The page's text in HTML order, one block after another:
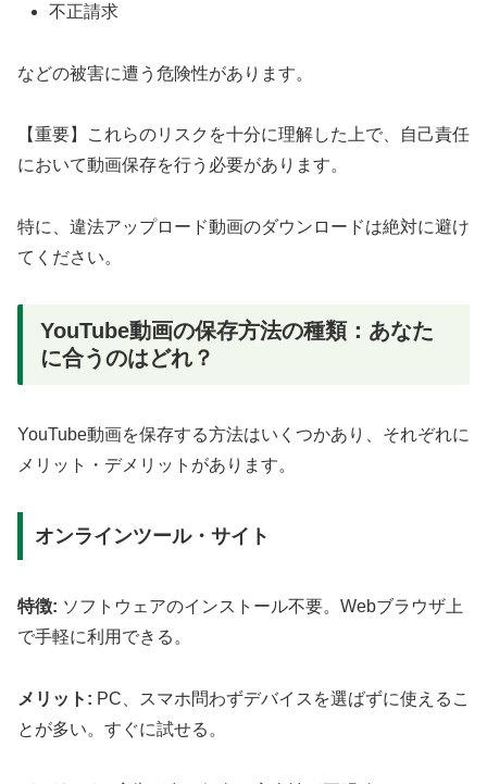
不正請求
などの被害に遭う危険性があります。
【重要】これらのリスクを十分に理解した上で、自己責任
において動画保存を行う必要があります。
特に、違法アップロード動画のダウンロードは絶対に避け
てください。
YouTube動画の保存方法の種類：あなた
に合うのはどれ？
YouTube動画を保存する方法はいくつかあり、それぞれに
メリット・デメリットがあります。
オンラインツール・サイト
特徴: ソフトウェアのインストール不要。Webブラウザ上
で手軽に利用できる。
メリット: PC、スマホ問わずデバイスを選ばずに使えるこ
とが多い。すぐに試せる。